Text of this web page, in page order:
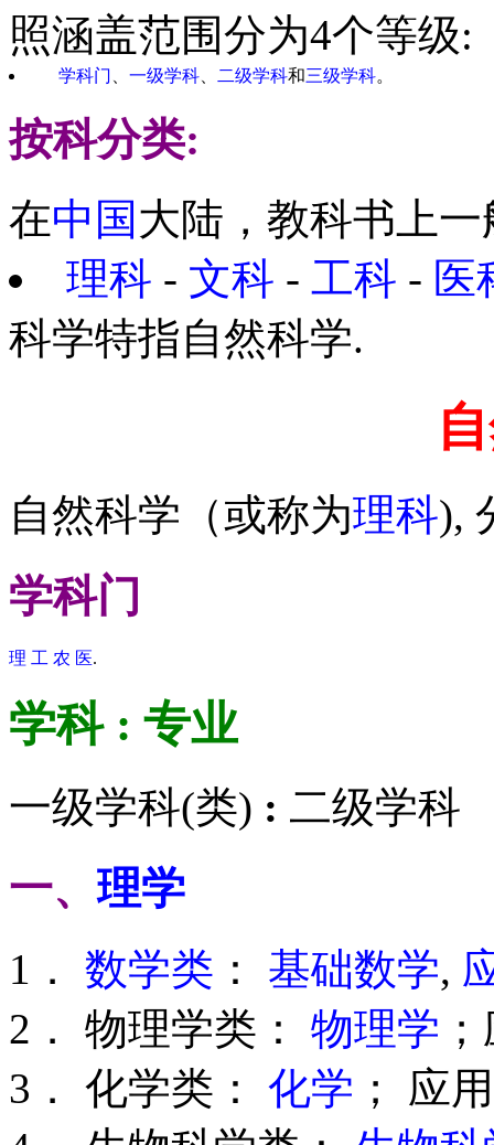
照涵盖范围分为4个等级:
学科门 、一级学科 二级学科和三级学科。
按科分类:
在中国大陆，教科书上
理科 - 文科 -工科 - 医
科学特指自然科学.
自然科学（或称为理科),
学科门
理 工 农 医.
学科 : 专业
一级学科(类) : 二级学科
一、理学
1． 数学类 ： 基础数学,
2． 物理学类： 物理学
3． 化学类： 化学 ； 应